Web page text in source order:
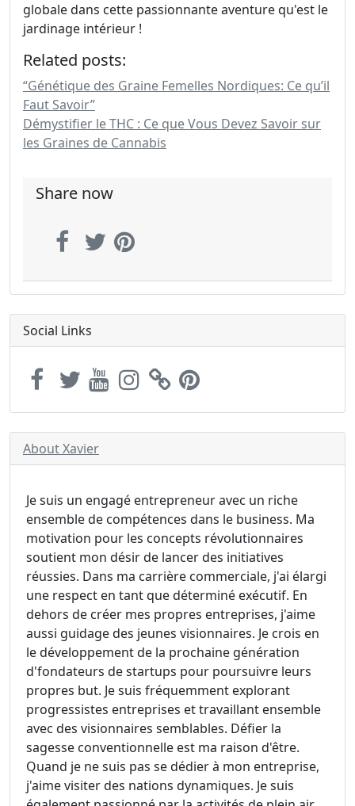
globale dans cette passionnante aventure qu'est le
jardinage intérieur !
Related posts:
“Génétique des Graine Femelles Nordiques: Ce qu’il
Faut Savoir”
Démystifier le THC : Ce que Vous Devez Savoir sur
les Graines de Cannabis
Share now
Social Links
About Xavier
Je suis un engagé entrepreneur avec un riche
ensemble de compétences dans le business. Ma
motivation pour les concepts révolutionnaires
soutient mon désir de lancer des initiatives
réussies. Dans ma carrière commerciale, j'ai élargi
une respect en tant que déterminé exécutif. En
dehors de créer mes propres entreprises, j'aime
aussi guidage des jeunes visionnaires. Je crois en
le développement de la prochaine génération
d'fondateurs de startups pour poursuivre leurs
propres but. Je suis fréquemment explorant
progressistes entreprises et travaillant ensemble
avec des visionnaires semblables. Défier la
sagesse conventionnelle est ma raison d'être.
Quand je ne suis pas se dédier à mon entreprise,
j'aime visiter des nations dynamiques. Je suis